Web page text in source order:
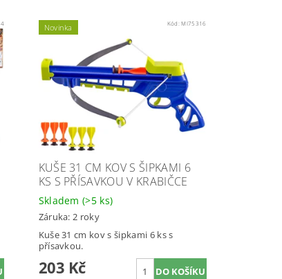
Novinka Kód:MI75316
KUŠE 31 CM KOV S ŠIPKAMI 6
KS S PŘÍSAVKOU V KRABIČCE
Skladem(>5 ks)
Záruka: 2 roky
Kuše 31 cm kov s šipkami 6 ks s
přísavkou.
203 Kč